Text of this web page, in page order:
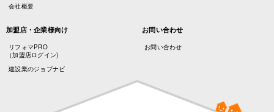
会社概要
加盟店・企業様向け
リフォマPRO
（加盟店ログイン)
建設業のジョブナビ
お問い合わせ
お問い合わせ